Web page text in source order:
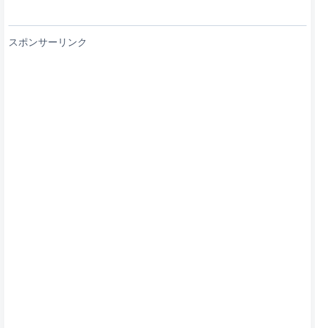
スポンサーリンク